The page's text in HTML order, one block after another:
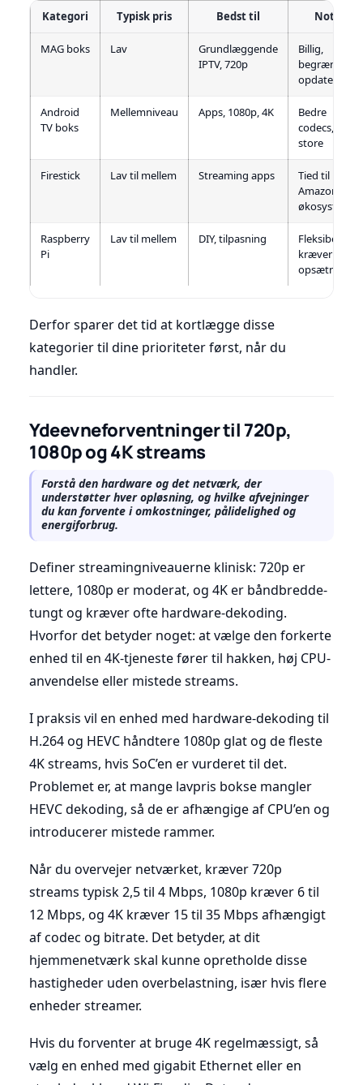
Kategori Typisk pris Bedst til Noter
MAG boks Lav
Grundlæggende
IPTV, 720p
Billig,
begrænsede
opdateringer
Android
TV boks
Mellemniveau Apps, 1080p, 4K
Bedre
codecs, app
store
Firestick Lav til mellem Streaming apps
Tied til
Amazon
økosystem
Raspberry
Pi
Lav til mellem DIY, tilpasning
Fleksibel,
kræver
opsætning
Derfor sparer det tid at kortlægge disse
kategorier til dine prioriteter først, når du
handler.
Ydeevneforventninger til 720p,
1080p og 4K streams
Forstå den hardware og det netværk, der
understøtter hver opløsning, og hvilke afvejninger
du kan forvente i omkostninger, pålidelighed og
energiforbrug.
Definer streamingniveauerne klinisk: 720p er
lettere, 1080p er moderat, og 4K er båndbredde-
tungt og kræver ofte hardware-dekoding.
Hvorfor det betyder noget: at vælge den forkerte
enhed til en 4K-tjeneste fører til hakken, høj CPU-
anvendelse eller mistede streams.
I praksis vil en enhed med hardware-dekoding til
H.264 og HEVC håndtere 1080p glat og de fleste
4K streams, hvis SoC’en er vurderet til det.
Problemet er, at mange lavpris bokse mangler
HEVC dekoding, så de er afhængige af CPU’en og
introducerer mistede rammer.
Når du overvejer netværket, kræver 720p
streams typisk 2,5 til 4 Mbps, 1080p kræver 6 til
12 Mbps, og 4K kræver 15 til 35 Mbps afhængigt
af codec og bitrate. Det betyder, at dit
hjemmenetværk skal kunne opretholde disse
hastigheder uden overbelastning, især hvis flere
enheder streamer.
Hvis du forventer at bruge 4K regelmæssigt, så
vælg en enhed med gigabit Ethernet eller en